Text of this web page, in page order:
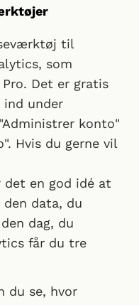
til
som
Det er gratis
ind under
konto"
Hvis du gerne vil
det en god idé at
data, du
dag, du
får du tre
du se, hvor